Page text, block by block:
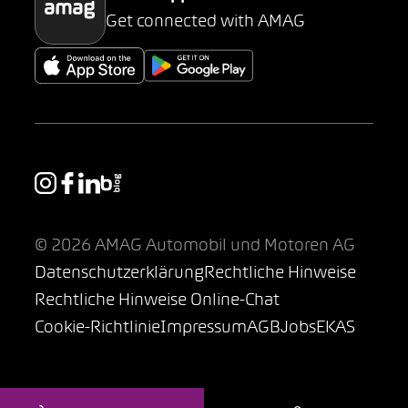
Get connected with AMAG
© 2026 AMAG Automobil und Motoren AG
DatenschutzerklärungRechtliche Hinweise
Rechtliche Hinweise Online-Chat
Cookie-RichtlinieImpressumAGBJobsEKAS